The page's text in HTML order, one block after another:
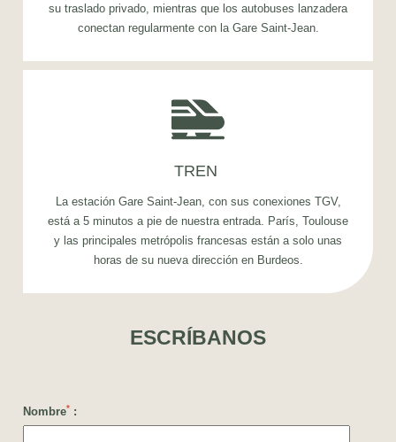
su traslado privado, mientras que los autobuses lanzadera
conectan regularmente con la Gare Saint-Jean.
TREN
La estación Gare Saint-Jean, con sus conexiones TGV,
está a 5 minutos a pie de nuestra entrada. París, Toulouse
y las principales metrópolis francesas están a solo unas
horas de su nueva dirección en Burdeos.
ESCRÍBANOS
Nombre* :